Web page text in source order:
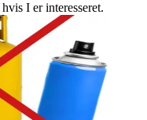
hvis I er interesseret.